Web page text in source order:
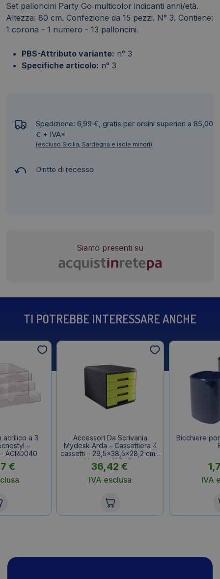
FB0951
(conf.15)
quantità
Set palloncini Party Go multicolor indicanti anni/età.
Altezza: 80 cm. Confezione da 15 pezzi. N° 3. Contiene:
1 corona - 1 numero - 13 palloncini.
PBS-Attributo variante: n° 3
Specifiche articolo: n° 3
Spedizione: 6,99 €, gratis per ordini superiori a 85,00
€ + IVA*
(escluso Sicilia, Sardegna e isole minori)
Diritto di recesso
Siamo presenti su
TI POTREBBE INTERESSARE ANCHE
acrilico a 3
–
ACRD040
€
Accessori Da Scrivania
Mydesk Arda – Cassettiera 4
cassetti – 29,5×38,5×28,2 cm –
Verde – 18P4Pv
36,42 €
IVA esclusa
Bicchiere
IVA